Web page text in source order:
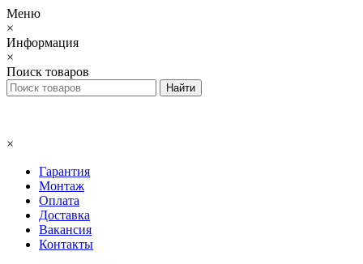
Меню
×
Информация
×
Поиск товаров
×
Гарантия
Монтаж
Оплата
Доставка
Вакансия
Контакты